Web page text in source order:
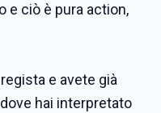
e ciò è pura action,
e avete già
hai interpretato